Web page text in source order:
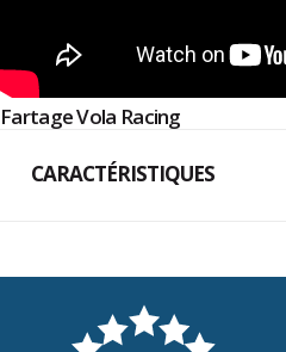
Fartage Vola Racing
CARACTÉRISTIQUES